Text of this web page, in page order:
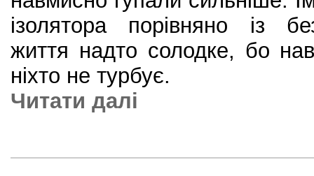
ізолятора порівняно із
життя надто солодке, бо
ніхто не турбує.
Читати далi